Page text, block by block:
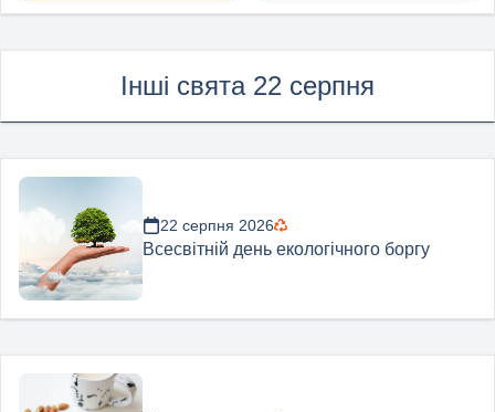
Інші свята 22 серпня
22 серпня 2026
Всесвітній день екологічного боргу